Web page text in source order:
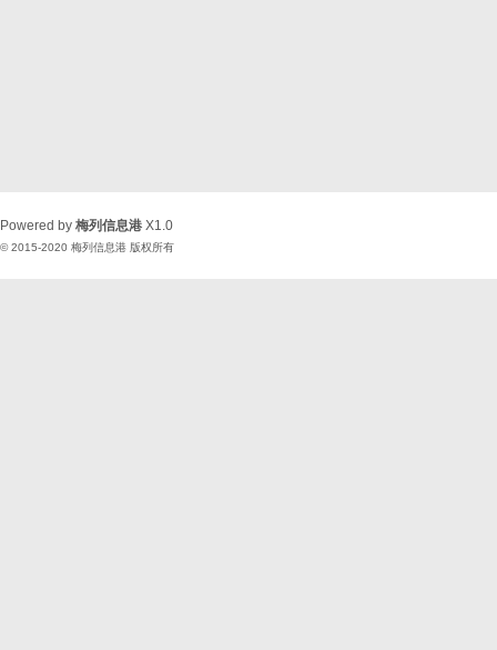
Powered by 梅列信息港 X1.0
© 2015-2020 梅列信息港 版权所有